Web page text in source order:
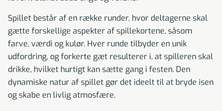
Spillet består af en række runder, hvor deltagerne skal
gætte forskellige aspekter af spillekortene, såsom
farve, værdi og kulør. Hver runde tilbyder en unik
udfordring, og forkerte gæt resulterer i, at spilleren skal
drikke, hvilket hurtigt kan sætte gang i festen. Den
dynamiske natur af spillet gør det ideelt til at bryde isen
og skabe en livlig atmosfære.